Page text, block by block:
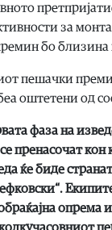
за
бо близина
пешачки
оштетени од
фаза на
пренасочат
ќе биде
опрема